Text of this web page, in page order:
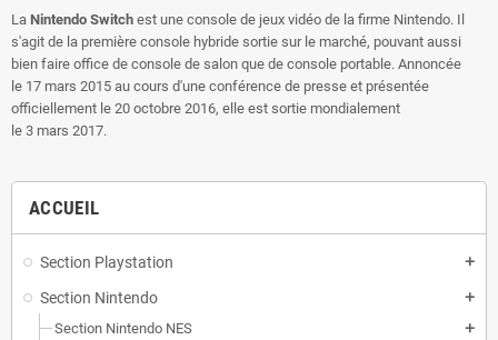
ACCUEIL
Section Playstation add
Section Nintendo add
Section Nintendo NES add
plongez dans un univers de
créativité et d'amusement avec
LEGO Worlds sur Switch !
de défis. Commandez dès
maintenant et plongez dans
l'univers fascinant de Pikmin 4 !
La Nintendo Switch est une console de jeux vidéo de la firme Nintendo. Il
s'agit de la première console hybride sortie sur le marché, pouvant aussi
bien faire office de console de salon que de console portable. Annoncée
le 17 mars 2015 au cours d'une conférence de presse et présentée
officiellement le 20 octobre 2016, elle est sortie mondialement
le 3 mars 2017.